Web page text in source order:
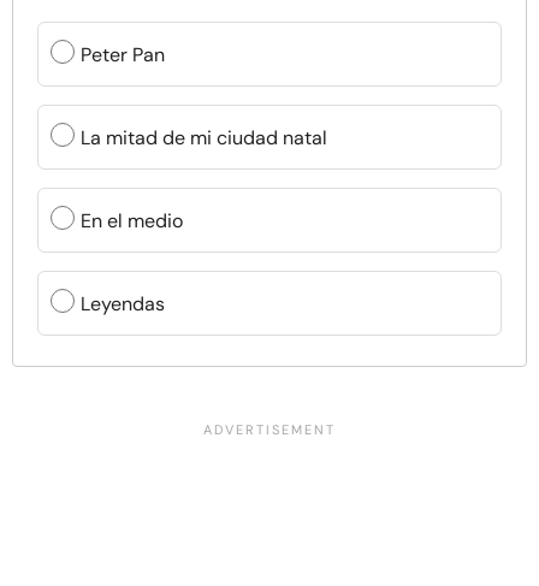
Peter Pan
La mitad de mi ciudad natal
En el medio
Leyendas